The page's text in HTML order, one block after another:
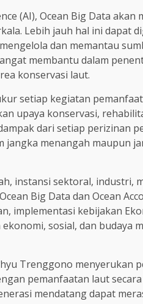
(AI), Ocean Big Data akan
Lebih jauh hal ini dapat
dan memantau
membantu dalam
konservasi laut.
setiap kegiatan
upaya konservasi,
dari setiap perizinan
menangah maupun
instansi sektoral, industri,
Big Data dan Ocean
implementasi kebijakan
sosial, dan budaya
Trenggono menyerukan
pemanfaatan laut
mendatang dapat